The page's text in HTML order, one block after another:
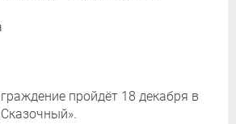
пройдёт 18 декабря в